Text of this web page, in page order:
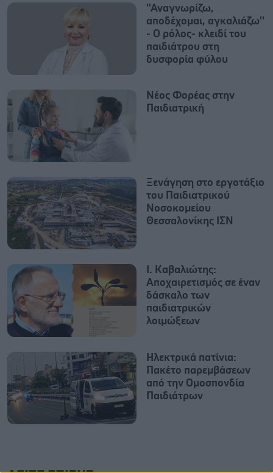
''Αναγνωρίζω,
αποδέχομαι, αγκαλιάζω''
- Ο ρόλος- κλειδί του
παιδιάτρου στη
δυσφορία φύλου
Νέος Φορέας στην
Παιδιατρική
Ξενάγηση στο εργοτάξιο
του Παιδιατρικού
Νοσοκομείου
Θεσσαλονίκης ΙΣΝ
Ι. Καβαλιώτης:
Αποχαιρετισμός σε έναν
δάσκαλο των
παιδιατρικών
λοιμώξεων
Ηλεκτρικά πατίνια:
Πακέτο παρεμβάσεων
από την Ομοσπονδία
Παιδιάτρων